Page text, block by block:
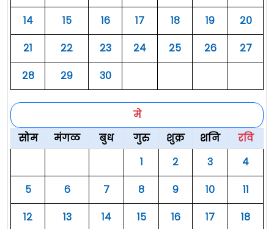
१४
१५ १६ १७ १८ १९
२०
२१
२२ २३ २४ २५ २६
२७
२८
२९ ३०
मे
सोम
मंगळ बुध गुरु शुक्र शनि
रवि
१
२ ३
४
५
६ ७ ८ ९ १०
११
१२
१३ १४ १५ १६ १७
१८